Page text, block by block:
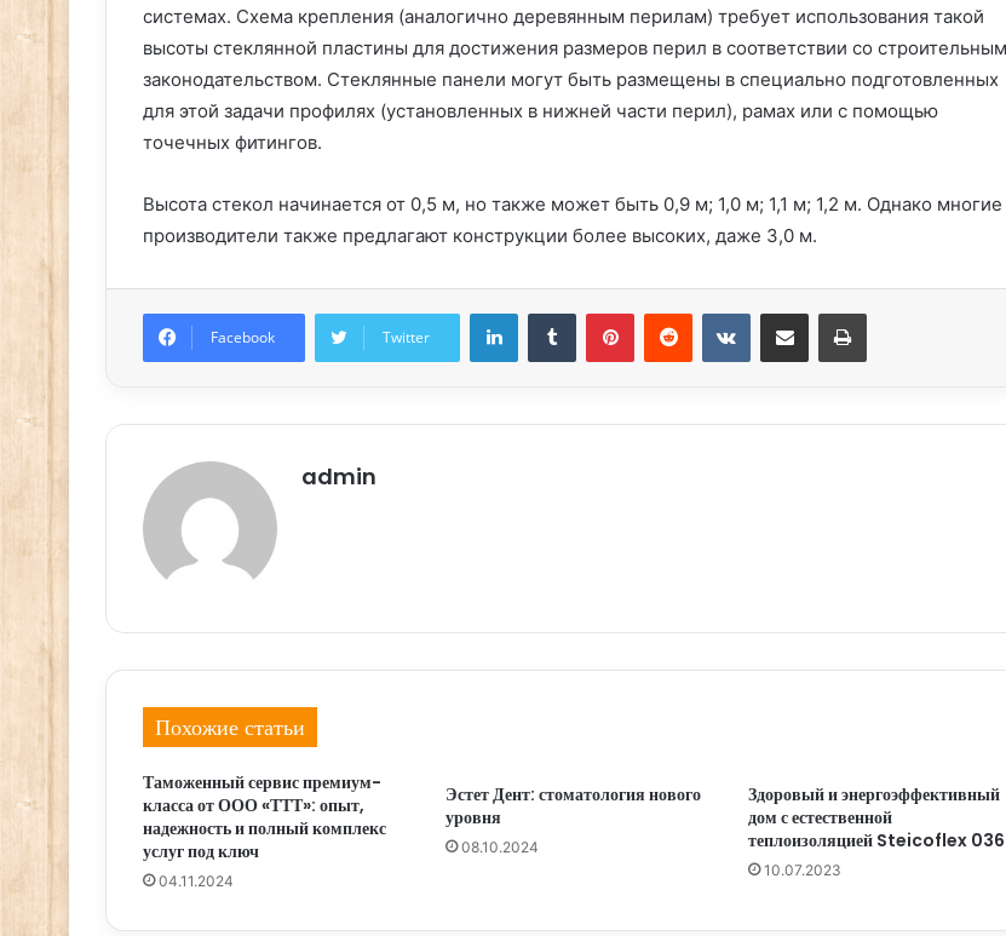
системах. Схема крепления (аналогично деревянным перилам) требует использования такой
высоты стеклянной пластины для достижения размеров перил в соответствии со строительным
законодательством. Стеклянные панели могут быть размещены в специально подготовленных
для этой задачи профилях (установленных в нижней части перил), рамах или с помощью
точечных фитингов.
Высота стекол начинается от 0,5 м, но также может быть 0,9 м; 1,0 м; 1,1 м; 1,2 м. Однако многие
производители также предлагают конструкции более высоких, даже 3,0 м.
Facebook Twitter
LinkedInTumblr PinterestReddit ВконтактеПоделиться через электронную почту Печатать
admin
Похожие статьи
Таможенный сервис премиум-
класса от ООО «ТТТ»: опыт,
надежность и полный комплекс
услуг под ключ
04.11.2024
Эстет Дент: стоматология нового
уровня
08.10.2024
Здоровый и энергоэффективный
дом с естественной
теплоизоляцией Steicoflex 036
10.07.2023